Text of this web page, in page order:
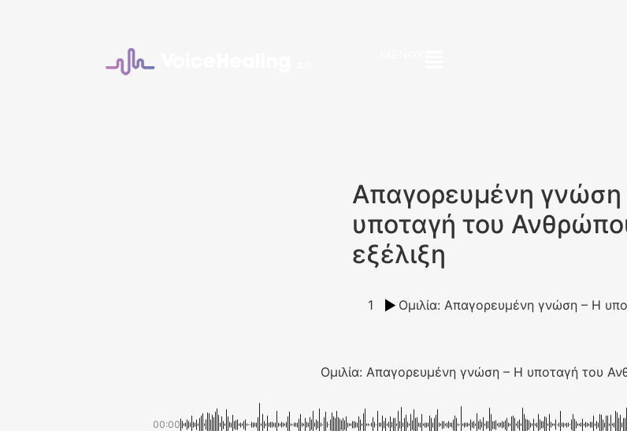
Απαγορευμένη γνώση
υποταγή του
εξέλιξη
1
Ομιλία: Απαγορευμένη γνώση – Η υποταγή του
00:00